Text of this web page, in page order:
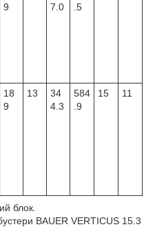
9
7.0
.5
18
9
13
34
4.3
584
.9
15 11
блок.
BAUER VERTICUS 15.3